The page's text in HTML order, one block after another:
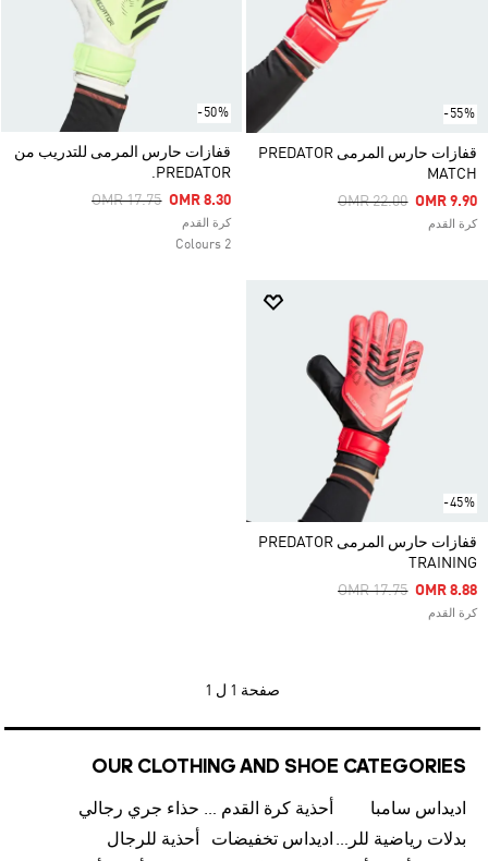
-55%
قفازات حارس المرمى PREDATOR
MATCH
Price Reduced From
OMR 22.00ToOMR 9.90
كرة القدم
-50%
قفازات حارس المرمى للتدريب من
PREDATOR.
Price Reduced From
OMR 17.75ToOMR 8.30
كرة القدم
2 Colours
-45%
قفازات حارس المرمى PREDATOR
TRAINING
Price Reduced From
OMR 17.75ToOMR 8.88
كرة القدم
صفحة 1 ل 1
OUR CLOTHING AND SHOE CATEGORIES
اديداس سامبا أحذية كرة القدم للرجال حذاء جري رجالي
بدلات رياضية للرجال اديداس تخفيضات
أحذية للرجال